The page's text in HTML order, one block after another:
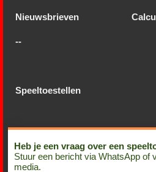
Nieuwsbrieven
--
Speeltoestellen
Heb je een vraag over een
Stuur een bericht via WhatsApp of
media.